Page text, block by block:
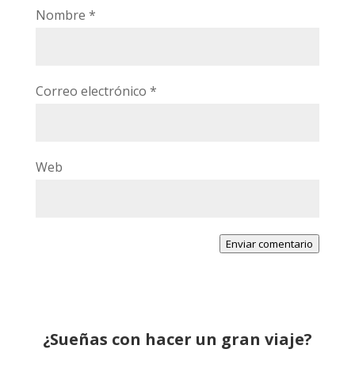
Nombre *
Correo electrónico *
Web
Enviar comentario
¿Sueñas con hacer un gran viaje?